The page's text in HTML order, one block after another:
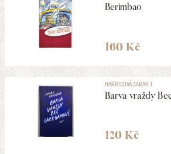
Berimbao
160 Kč
HARRISOVÁ SARAH J.
Barva vraždy
120 Kč